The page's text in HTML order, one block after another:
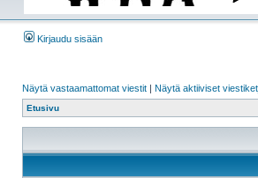
Kirjaudu sisään
Näytä vastaamattomat viestit | Näytä aktiiviset
Etusivu